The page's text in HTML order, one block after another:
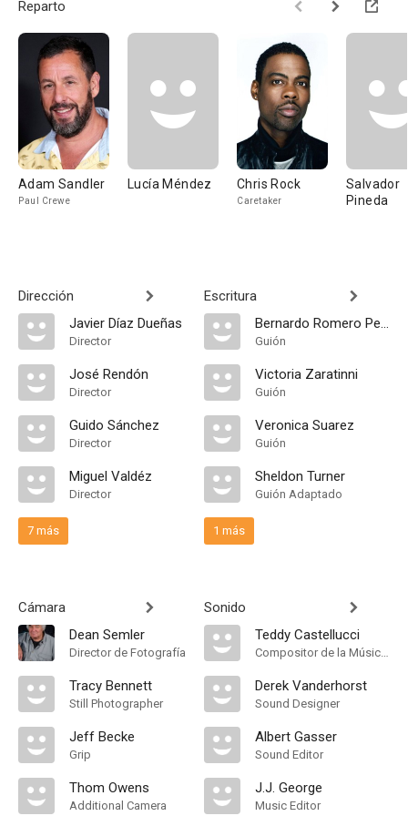
Reparto
Adam Sandler
Paul Crewe
Lucía Méndez Chris Rock
Caretaker
Salvador
Pineda
Dirección
Javier Díaz Dueñas
Director
José Rendón
Director
Guido Sánchez
Director
Miguel Valdéz
Director
7 más
Cámara
Dean Semler
Director de Fotografía
Tracy Bennett
Still Photographer
Jeff Becke
Grip
Thom Owens
Additional Camera
Escritura
Bernardo Romero Pereiro
Guión
Victoria Zaratinni
Guión
Veronica Suarez
Guión
Sheldon Turner
Guión Adaptado
1 más
Sonido
Teddy Castellucci
Compositor de la Música Original
Derek Vanderhorst
Sound Designer
Albert Gasser
Sound Editor
J.J. George
Music Editor